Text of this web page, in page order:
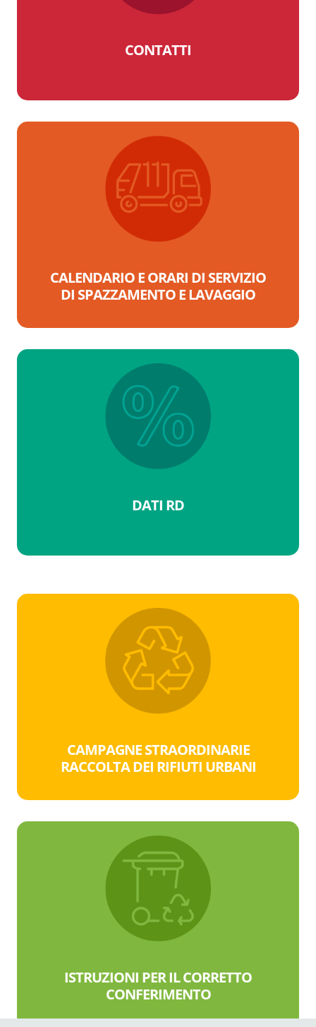
CONTATTI
CALENDARIO E ORARI DI SERVIZIO
DI SPAZZAMENTO E LAVAGGIO
DATI RD
CAMPAGNE STRAORDINARIE
RACCOLTA DEI RIFIUTI URBANI
ISTRUZIONI PER IL CORRETTO
CONFERIMENTO